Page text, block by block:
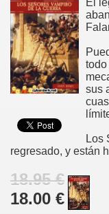
El
sus
Los
regresado, y están
18.95 €
18.00 €